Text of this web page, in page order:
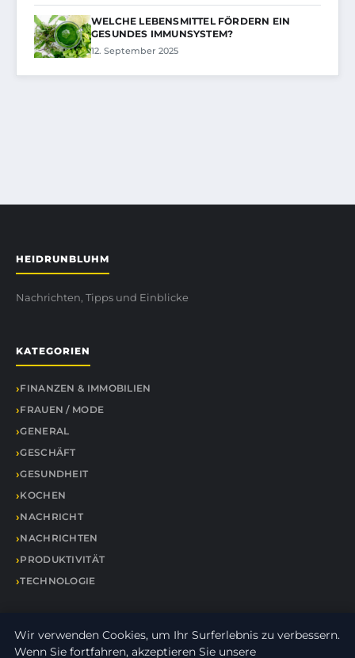
WELCHE LEBENSMITTEL FÖRDERN EIN
GESUNDES IMMUNSYSTEM?
12. September 2025
HEIDRUNBLUHM
Nachrichten, Tipps und Einblicke
KATEGORIEN
FINANZEN & IMMOBILIEN
FRAUEN / MODE
GENERAL
GESCHÄFT
GESUNDHEIT
KOCHEN
NACHRICHT
NACHRICHTEN
PRODUKTIVITÄT
TECHNOLOGIE
NÜTZLICHE LINKS
Wir verwenden Cookies, um Ihr Surferlebnis zu verbessern.
Wenn Sie fortfahren, akzeptieren Sie unsere